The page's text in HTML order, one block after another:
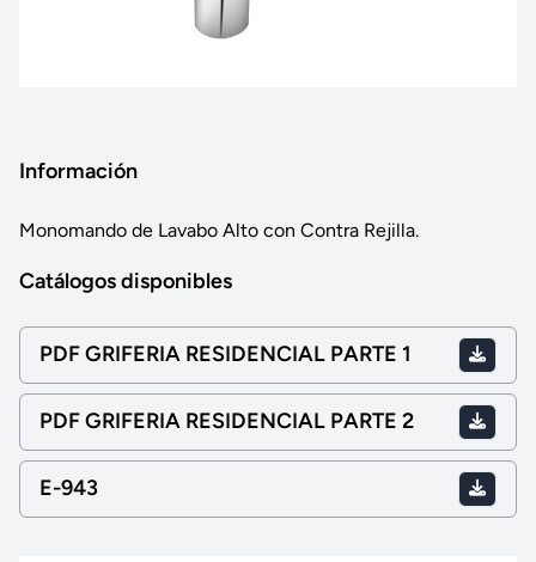
Información
Monomando de Lavabo Alto con Contra Rejilla.
Catálogos disponibles
PDF GRIFERIA RESIDENCIAL PARTE 1
PDF GRIFERIA RESIDENCIAL PARTE 2
E-943